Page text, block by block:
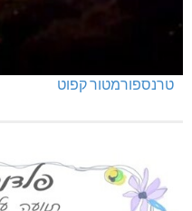
טרנספורמטור קפוט